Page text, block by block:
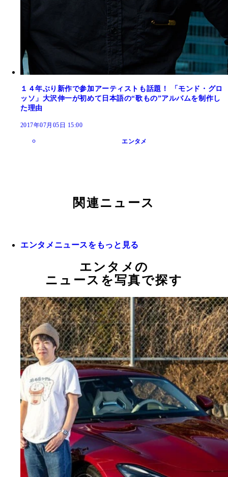
１４年ぶり新作で参加アーティストも話題！ 「モンド・グロ
ッソ」大沢伸一が初めて日本語の“歌もの”アルバムを制作し
た理由
2017年07月05日 15:00
エンタメ
関連ニュース
エンタメニュースをもっと見る
エンタメの
ニュースを写真で探す